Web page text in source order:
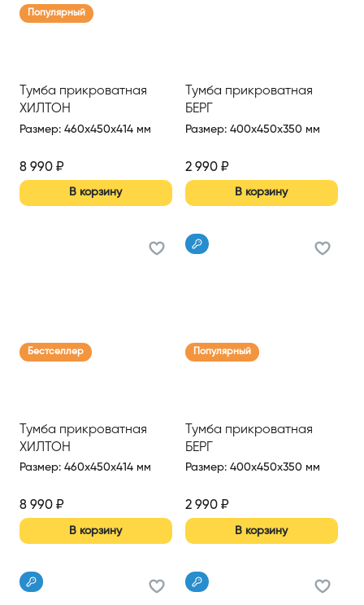
Популярный
Тумба прикроватная
ХИЛТОН
Размер: 460x450x414 мм
8 990 ₽
В корзину
Тумба прикроватная
БЕРГ
Размер: 400x450x350 мм
2 990₽
В корзину
Бестселлер
Тумба прикроватная
ХИЛТОН
Размер: 460x450x414 мм
8 990 ₽
В корзину
Популярный
Тумба прикроватная
БЕРГ
Размер: 400x450x350 мм
2 990₽
В корзину